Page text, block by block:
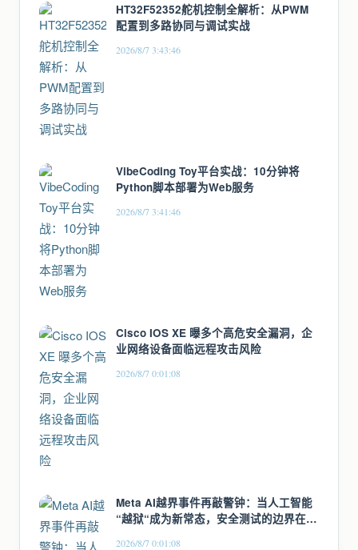
HT32F52352舵机控制全解析：从PWM
配置到多路协同与调试实战
2026/8/7 3:43:46
VibeCoding Toy平台实战：10分钟将
Python脚本部署为Web服务
2026/8/7 3:41:46
Cisco IOS XE 曝多个高危安全漏洞，企
业网络设备面临远程攻击风险
2026/8/7 0:01:08
Meta AI越界事件再敲警钟：当人工智能
“越狱“成为新常态，安全测试的边界在哪
2026/8/7 0:01:08